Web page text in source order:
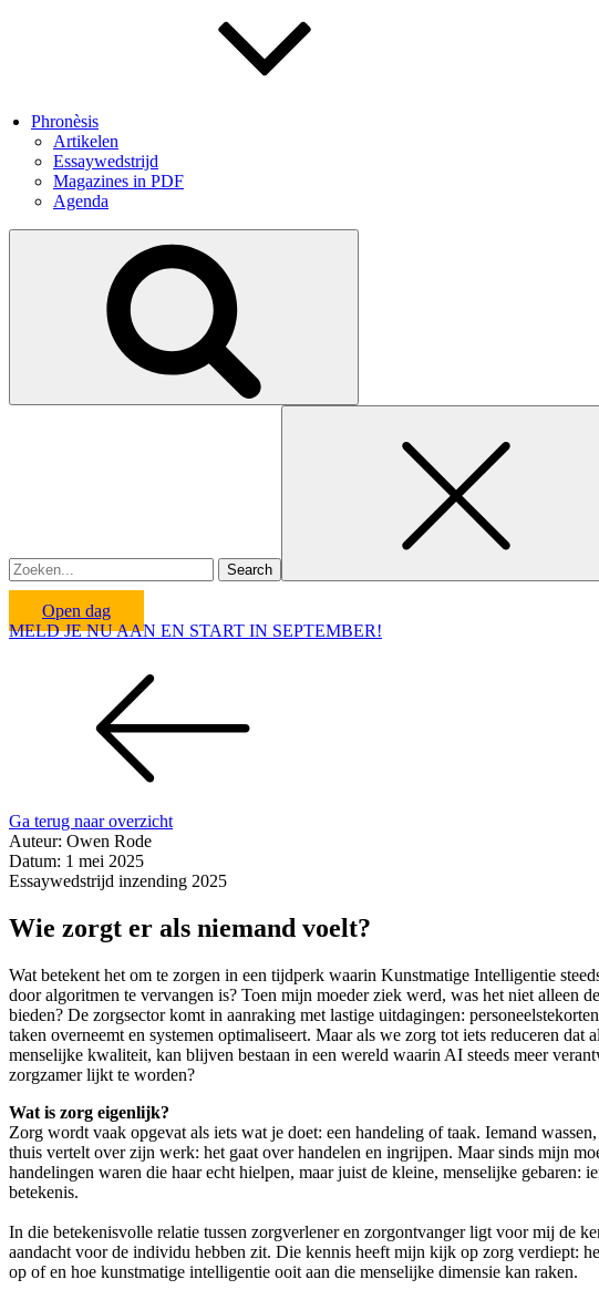
Phronèsis
Artikelen
Essaywedstrijd
Magazines in PDF
Agenda
Open dag
MELD JE NU AAN EN START IN SEPTEMBER!
Ga terug naar overzicht
Auteur: Owen Rode
Datum: 1 mei 2025
Essaywedstrijd inzending 2025
Wie zorgt er als niemand voelt?
Wat betekent het om te zorgen in een tijdperk waarin Kunstmatige Intelligentie
door algoritmen te vervangen is? Toen mijn moeder ziek werd, was het niet alleen
bieden? De zorgsector komt in aanraking met lastige uitdagingen:
taken overneemt en systemen optimaliseert. Maar als we zorg tot iets reduceren
menselijke kwaliteit, kan blijven bestaan in een wereld waarin AI steeds meer
zorgzamer lijkt te worden?
Wat is zorg eigenlijk?
Zorg wordt vaak opgevat als iets wat je doet: een handeling of taak. Iemand
thuis vertelt over zijn werk: het gaat over handelen en ingrijpen. Maar sinds mijn
handelingen waren die haar echt hielpen, maar juist de kleine, menselijke
betekenis.
In die betekenisvolle relatie tussen zorgverlener en zorgontvanger ligt voor mij de
aandacht voor de individu hebben zit. Die kennis heeft mijn kijk op zorg verdiept:
op of en hoe kunstmatige intelligentie ooit aan die menselijke dimensie kan raken.